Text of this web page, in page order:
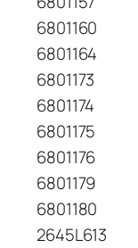
6801160
6801164
6801173
6801174
6801175
6801176
6801179
6801180
2645L613